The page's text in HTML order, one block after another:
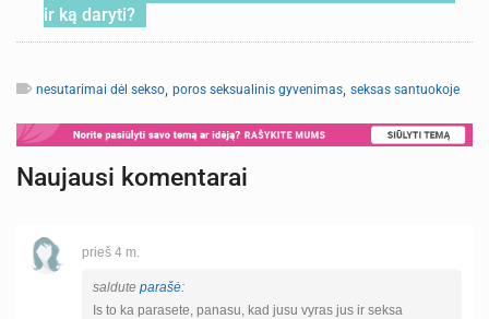
ir ką daryti?
nesutarimai dėl sekso, poros seksualinis gyvenimas, seksas santuokoje
Naujausi komentarai
prieš 4 m.
saldute parašė:
Is to ka parasete, panasu, kad jusu vyras jus ir seksa